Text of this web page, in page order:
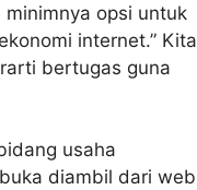
opsi untuk
internet.” Kita
bertugas guna
usaha
diambil dari web